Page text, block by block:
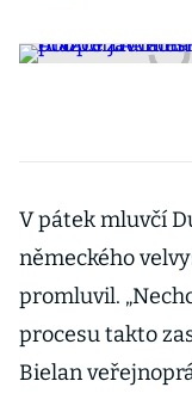
V pátek mluvčí
německého
promluvil.
procesu takto
Bielan